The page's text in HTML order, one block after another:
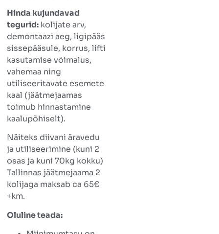
Hinda kujundavad
tegurid: kolijate arv,
demontaazi aeg, ligipääs
sissepääsule, korrus, lifti
kasutamise võimalus,
vahemaa ning
utiliseeritavate esemete
kaal (jäätmejaamas
toimub hinnastamine
kaalupõhiselt).
Näiteks diivani äravedu
ja utiliseerimine (kuni 2
osas ja kuni 70kg kokku)
Tallinnas jäätmejaama 2
kolijaga maksab ca 65€
+km.
Oluline teada: